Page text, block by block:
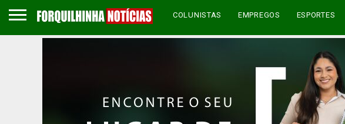
COLUNISTAS EMPREGOS ESPORTES